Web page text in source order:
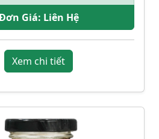
Giá: Liên Hệ
Xem chi tiết